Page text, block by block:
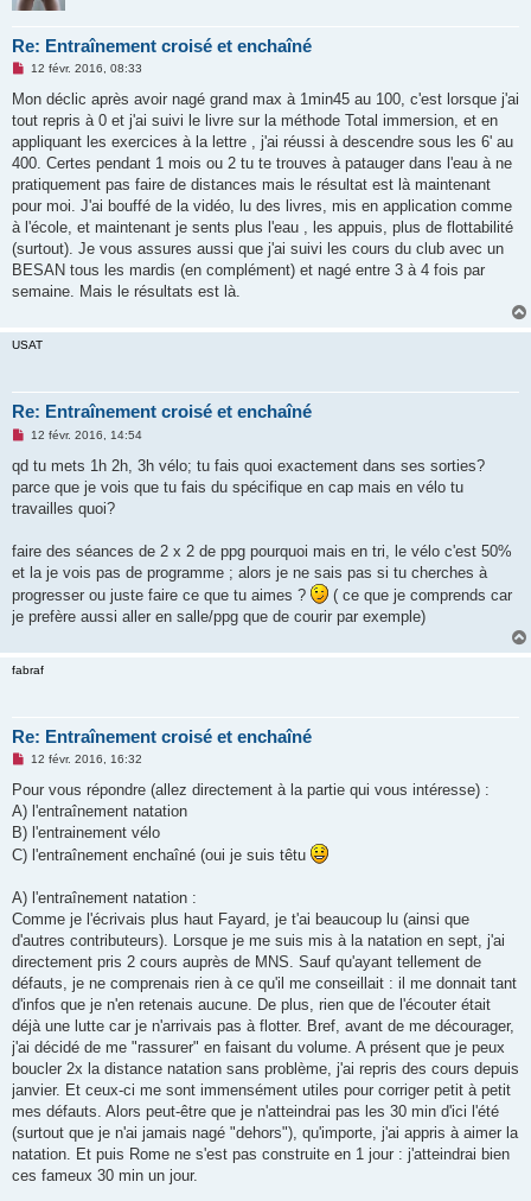
Re: Entraînement croisé et enchaîné
M
s
a
g
e
n
o
l
u
12 févr. 2016, 08:33
Mon déclic après avoir nagé grand max à 1min45 au 100, c'est lorsque j'ai
tout repris à 0 et j'ai suivi le livre sur la méthode Total immersion, et en
appliquant les exercices à la lettre , j'ai réussi à descendre sous les 6' au
400. Certes pendant 1 mois ou 2 tu te trouves à patauger dans l'eau à ne
pratiquement pas faire de distances mais le résultat est là maintenant
pour moi. J'ai bouffé de la vidéo, lu des livres, mis en application comme
à l'école, et maintenant je sents plus l'eau , les appuis, plus de flottabilité
(surtout). Je vous assures aussi que j'ai suivi les cours du club avec un
BESAN tous les mardis (en complément) et nagé entre 3 à 4 fois par
semaine. Mais le résultats est là.
USAT
Re: Entraînement croisé et enchaîné
M
s
a
g
o
u
12 févr. 2016, 14:54
qd tu mets 1h 2h, 3h vélo; tu fais quoi exactement dans ses sorties?
parce que je vois que tu fais du spécifique en cap mais en vélo tu
travailles quoi?
faire des séances de 2 x 2 de ppg pourquoi mais en tri, le vélo c'est 50%
et la je vois pas de programme ; alors je ne sais pas si tu cherches à
progresser ou juste faire ce que tu aimes ?
( ce que je comprends car
je prefère aussi aller en salle/ppg que de courir par exemple)
fabraf
Re: Entraînement croisé et enchaîné
M
s
a
g
e
n
l
u
12 févr. 2016, 16:32
Pour vous répondre (allez directement à la partie qui vous intéresse) :
A) l'entraînement natation
B) l'entrainement vélo
C) l'entraînement enchaîné (oui je suis têtu
A) l'entraînement natation :
Comme je l'écrivais plus haut Fayard, je t'ai beaucoup lu (ainsi que
d'autres contributeurs). Lorsque je me suis mis à la natation en sept, j'ai
directement pris 2 cours auprès de MNS. Sauf qu'ayant tellement de
défauts, je ne comprenais rien à ce qu'il me conseillait : il me donnait tant
d'infos que je n'en retenais aucune. De plus, rien que de l'écouter était
déjà une lutte car je n'arrivais pas à flotter. Bref, avant de me décourager,
j'ai décidé de me "rassurer" en faisant du volume. A présent que je peux
boucler 2x la distance natation sans problème, j'ai repris des cours depuis
janvier. Et ceux-ci me sont immensément utiles pour corriger petit à petit
mes défauts. Alors peut-être que je n'atteindrai pas les 30 min d'ici l'été
(surtout que je n'ai jamais nagé "dehors"), qu'importe, j'ai appris à aimer la
natation. Et puis Rome ne s'est pas construite en 1 jour : j'atteindrai bien
ces fameux 30 min un jour.